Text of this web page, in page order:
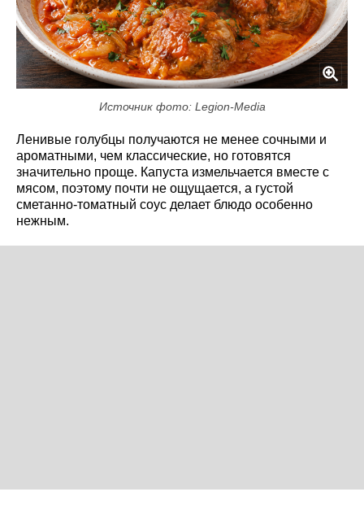
Источник фото: Legion-Media
Ленивые голубцы получаются не менее сочными и
ароматными, чем классические, но готовятся
значительно проще. Капуста измельчается вместе с
мясом, поэтому почти не ощущается, а густой
сметанно-томатный соус делает блюдо особенно
нежным.